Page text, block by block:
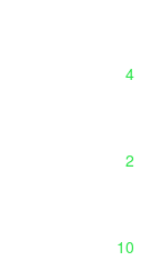
4
2
10